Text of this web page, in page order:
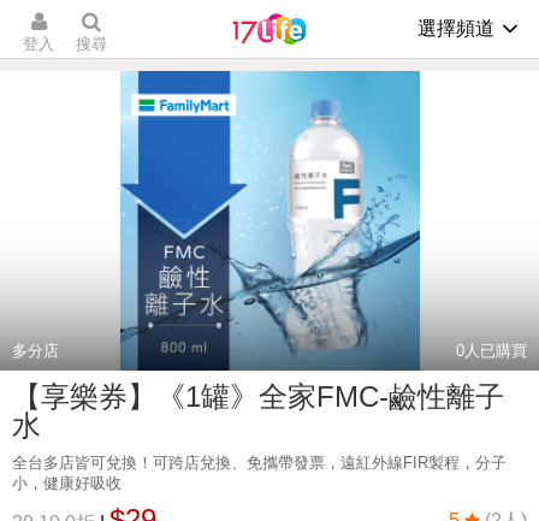
登入 搜尋
選擇頻道
多分店 0人已購買
【享樂券】《1罐》全家FMC-鹼性離子
水
全台多店皆可兌換！可跨店兌換、免攜帶發票，遠紅外線FIR製程，分子
小，健康好吸收